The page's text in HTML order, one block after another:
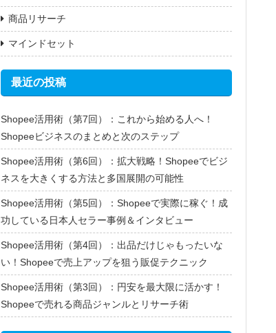
商品リサーチ
マインドセット
最近の投稿
Shopee活用術（第7回）：これから始める人へ！
Shopeeビジネスのまとめと次のステップ
Shopee活用術（第6回）：拡大戦略！Shopeeでビジ
ネスを大きくする方法と多国展開の可能性
Shopee活用術（第5回）：Shopeeで実際に稼ぐ！成
功している日本人セラー事例＆インタビュー
Shopee活用術（第4回）：出品だけじゃもったいな
い！Shopeeで売上アップを狙う販促テクニック
Shopee活用術（第3回）：円安を最大限に活かす！
Shopeeで売れる商品ジャンルとリサーチ術